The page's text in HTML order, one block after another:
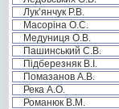
Лук’янчук Р.В.
Масоріна О.С.
Медуниця О.В.
Пашинський С.В.
Підберезняк В.І.
Помазанов А.В.
Река А.О.
Романюк В.М.